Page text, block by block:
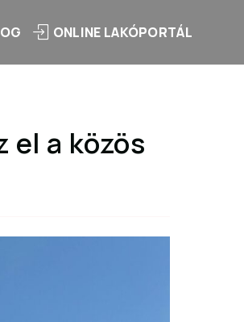
ONLINE LAKÓPORTÁL
el a közös